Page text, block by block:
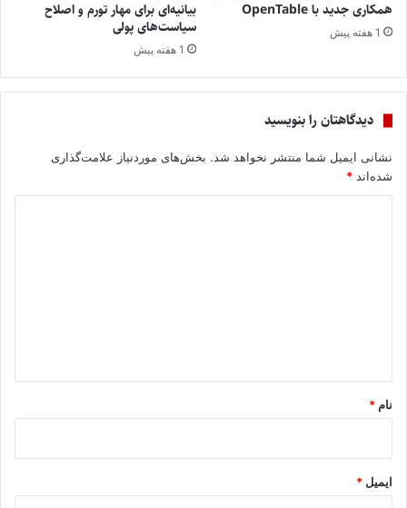
همکاری جدید با OpenTable
1 هفته پیش
بیانیه‌ای برای مهار تورم و اصلاح
سیاست‌های پولی
1 هفته پیش
دیدگاهتان را بنویسید
نشانی ایمیل شما منتشر نخواهد شد. بخش‌های موردنیاز علامت‌گذاری
شده‌اند *
نام *
ایمیل *